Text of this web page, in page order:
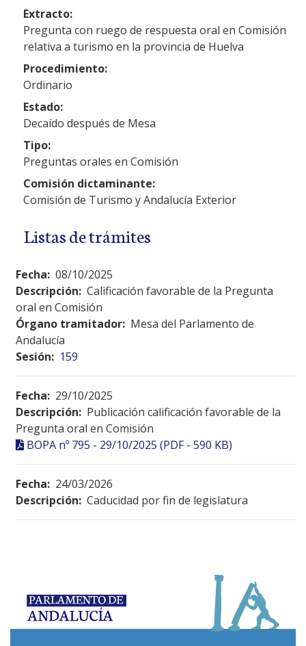
Extracto:
Pregunta con ruego de respuesta oral en Comisión
relativa a turismo en la provincia de Huelva
Procedimiento:
Ordinario
Estado:
Decaído después de Mesa
Tipo:
Preguntas orales en Comisión
Comisión dictaminante:
Comisión de Turismo y Andalucía Exterior
Listas de trámites
Fecha: 08/10/2025
Descripción: Calificación favorable de la Pregunta
oral en Comisión
Órgano tramitador: Mesa del Parlamento de
Andalucía
Sesión: 159
Fecha: 29/10/2025
Descripción: Publicación calificación favorable de la
Pregunta oral en Comisión
BOPA nº 795 - 29/10/2025 (PDF - 590 KB)
Fecha: 24/03/2026
Descripción: Caducidad por fin de legislatura